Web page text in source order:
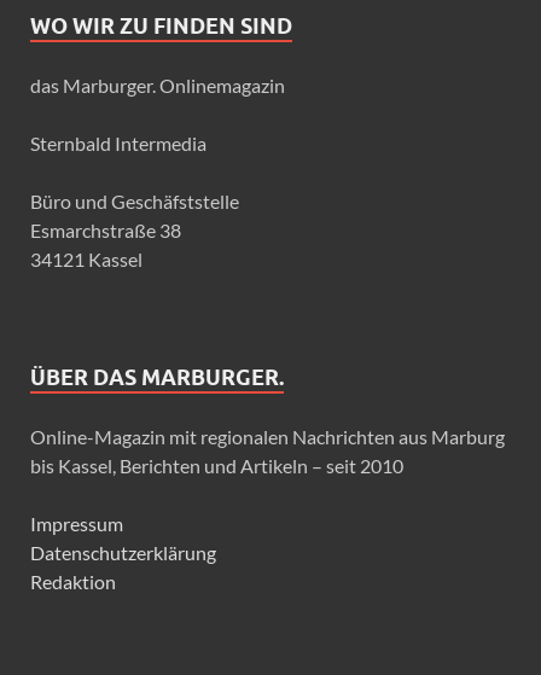
WO WIR ZU FINDEN SIND
das Marburger. Onlinemagazin
Sternbald Intermedia
Büro und Geschäfststelle
Esmarchstraße 38
34121 Kassel
ÜBER DAS MARBURGER.
Online-Magazin mit regionalen Nachrichten aus Marburg
bis Kassel, Berichten und Artikeln – seit 2010
Impressum
Datenschutzerklärung
Redaktion